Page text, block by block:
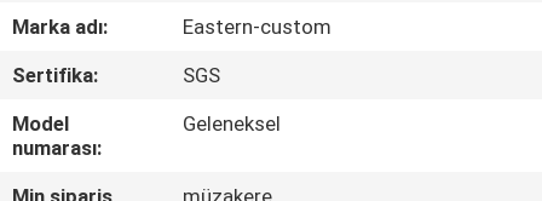
TURU
Marka adı:
Eastern-custom
Sertifika:
SGS
Model
numarası:
Geleneksel